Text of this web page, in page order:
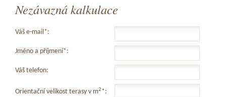
Nezávazná kalkulace
Váš e-mail*:
Jméno a příjmení*:
Váš telefon:
Orientační velikost terasy v m2*: